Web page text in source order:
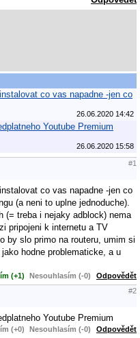
co vas napadne -jen co
26.06.2020 14:42
Youtube Premium
26.06.2020 15:58
#1
co vas napadne -jen co
(a neni to uplne jednoduche).
(= treba i nejaky adblock) nema
pripojeni k internetu a TV
by slo primo na routeru, umim si
hodne problematicke, a u
(+1) Nesouhlasím (-0) Odpovědět
#2
Youtube Premium
(+0) Nesouhlasím (-0) Odpovědět